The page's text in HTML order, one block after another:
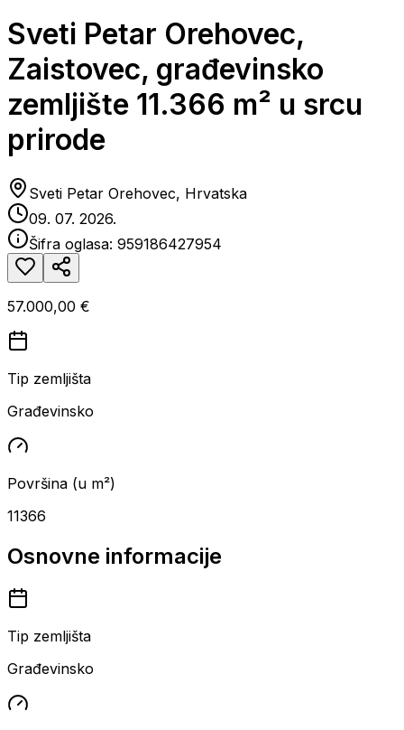
Sveti Petar Orehovec,
Zaistovec, građevinsko
zemljište 11.366 m² u srcu
prirode
Sveti Petar Orehovec, Hrvatska
09. 07. 2026.
Šifra oglasa: 959186427954
57.000,00 €
Tip zemljišta
Građevinsko
Površina (u m²)
11366
Osnovne informacije
Tip zemljišta
Građevinsko